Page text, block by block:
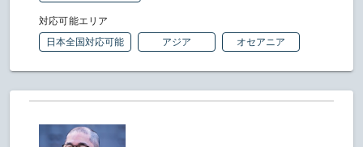
対応可能エリア
日本全国対応可能
アジア オセアニア